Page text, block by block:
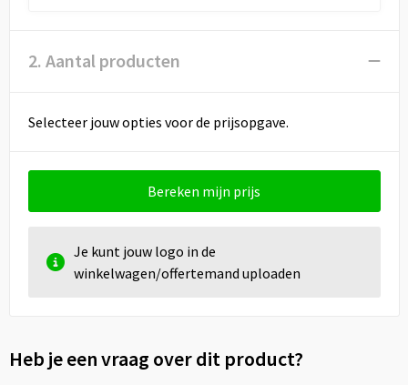
2. Aantal producten
Selecteer jouw opties voor de prijsopgave.
Bereken mijn prijs
Je kunt jouw logo in de
winkelwagen/offertemand uploaden
Heb je een vraag over dit product?